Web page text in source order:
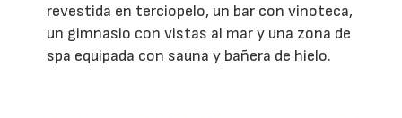
revestida en terciopelo, un bar con vinoteca,
un gimnasio con vistas al mar y una zona de
spa equipada con sauna y bañera de hielo.